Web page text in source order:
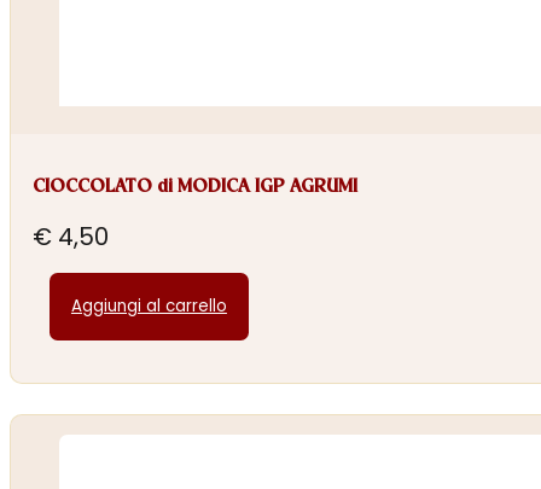
CIOCCOLATO di MODICA IGP AGRUMI
€ 4,50
Aggiungi al carrello